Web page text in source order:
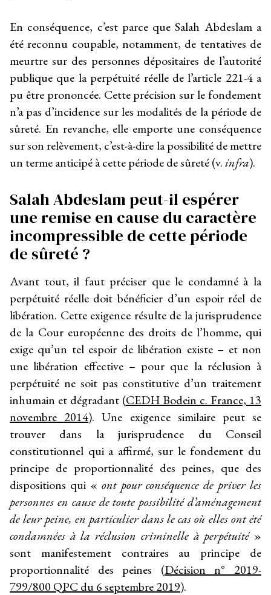
En conséquence, c’est parce que Salah Abdeslam a
été reconnu coupable, notamment, de tentatives de
meurtre sur des personnes dépositaires de l’autorité
publique que la perpétuité réelle de l’article 221-4 a
pu être prononcée. Cette précision sur le fondement
n’a pas d’incidence sur les modalités de la période de
sûreté. En revanche, elle emporte une conséquence
sur son relèvement, c’est-à-dire la possibilité de mettre
un terme anticipé à cette période de sûreté (v.infra).
Salah Abdeslam peut-il espérer
une remise en cause du caractère
incompressible de cette période
de sûreté ?
Avant tout, il faut préciser que le condamné à la
perpétuité réelle doit bénéficier d’un espoir réel de
libération. Cette exigence résulte de la jurisprudence
de la Cour européenne des droits de l’homme, qui
exige qu’un tel espoir de libération existe – et non
une libération effective – pour que la réclusion à
perpétuité ne soit pas constitutive d’un traitement
inhumain et dégradant (CEDH Bodein c. France, 13
novembre 2014). Une exigence similaire peut se
trouver dans la jurisprudence du Conseil
constitutionnel qui a affirmé, sur le fondement du
principe de proportionnalité des peines, que des
dispositions qui « ont pour conséquence de priver les
personnes en cause de toute possibilité d’aménagement
de leur peine, en particulier dans le cas où elles ont été
condamnées à la réclusion criminelle à perpétuité»
sont manifestement contraires au principe de
proportionnalité des peines (Décision n° 2019-
799/800 QPC du 6 septembre 2019).